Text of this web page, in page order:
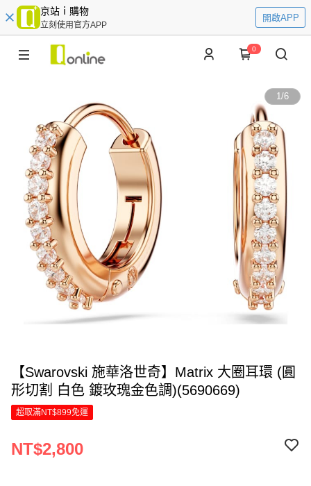
京站ｉ購物
立刻使用官方APP
開啟APP
0
1/6
【Swarovski 施華洛世奇】Matrix 大圈耳環 (圓
形切割 白色 鍍玫瑰金色調)(5690669)
超取滿NT$899免運
NT$2,800